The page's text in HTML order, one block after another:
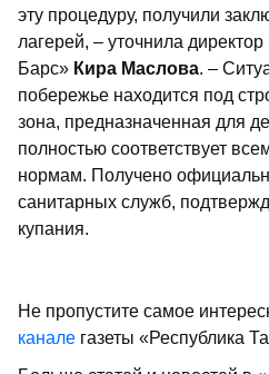
эту процедуру, получили
лагерей, – уточнила
Барс» Кира Маслова. –
побережье находится под
зона, предназначенная для
полностью соответствует
нормам. Получено
санитарных служб,
купания.
Не пропустите самое
канале газеты «Республика